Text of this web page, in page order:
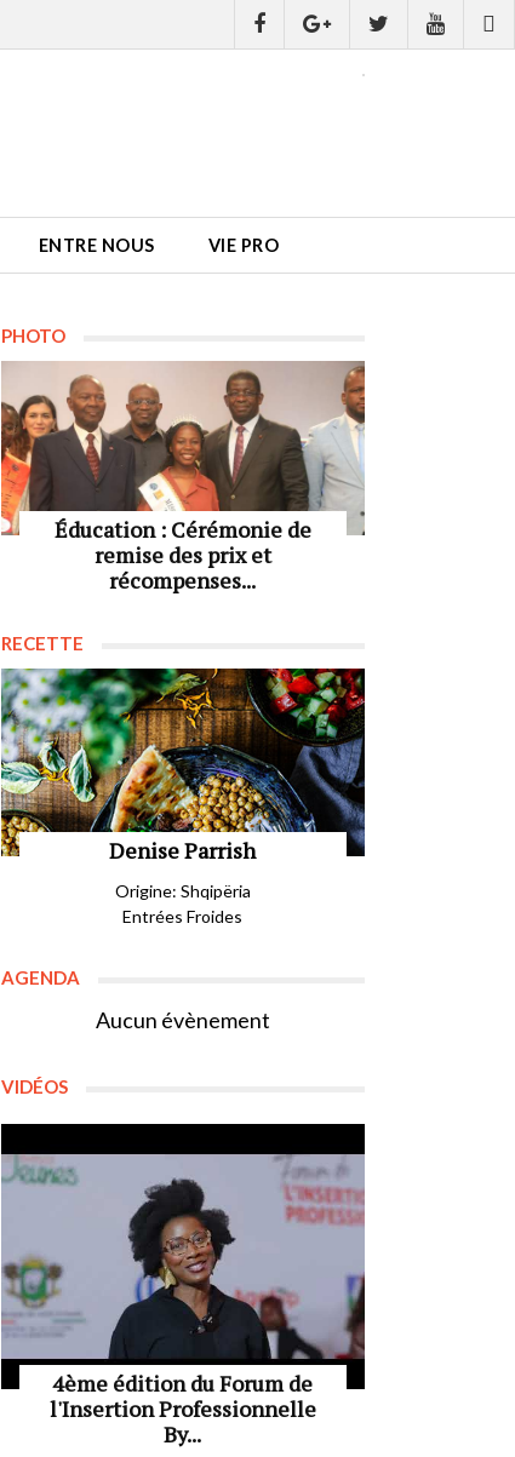
ENTRE NOUS VIE PRO
PHOTO
Éducation : Cérémonie de
remise des prix et
récompenses...
RECETTE
Denise Parrish
Origine: Shqipëria
Entrées Froides
AGENDA
Aucun évènement
VIDÉOS
4ème édition du Forum de
l'Insertion Professionnelle
By...